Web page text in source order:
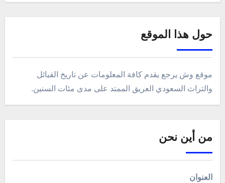
حول هذا الموقع
موقع وش يرجع يقدم كافة المعلومات عن تاريخ القبائل
والتراث السعودي العريق الممتد على مدى مئات السنين.
من أين نحن
العنوان